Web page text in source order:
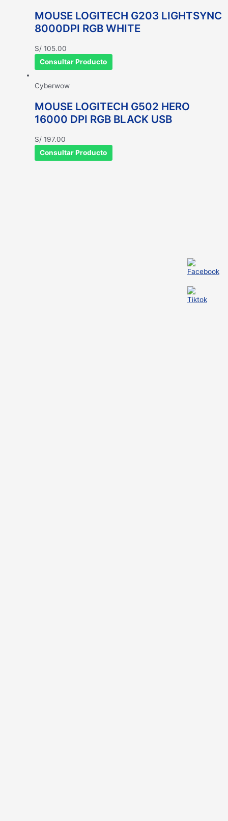
MOUSE LOGITECH G203 LIGHTSYNC
8000DPI RGB WHITE
S/ 105.00
Consultar Producto
Cyberwow
MOUSE LOGITECH G502 HERO
16000 DPI RGB BLACK USB
S/ 197.00
Consultar Producto